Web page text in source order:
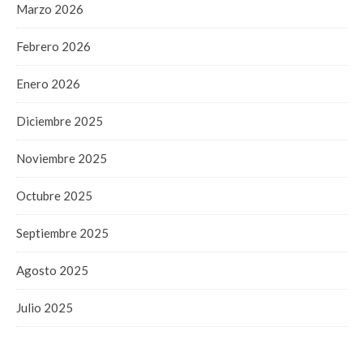
Marzo 2026
Febrero 2026
Enero 2026
Diciembre 2025
Noviembre 2025
Octubre 2025
Septiembre 2025
Agosto 2025
Julio 2025